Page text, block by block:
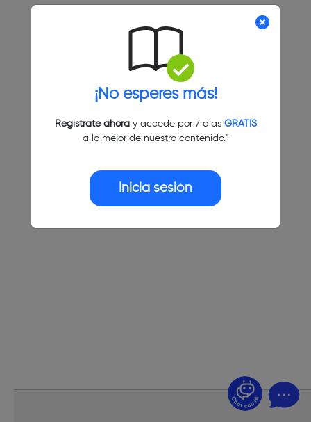
¡No esperes más!
Regístrate ahoray accede por 7 días GRATIS
a lo mejor de nuestro contenido."
Inicia sesión